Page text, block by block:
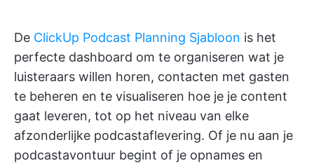
De ClickUp Podcast Planning Sjabloon is het
perfecte dashboard om te organiseren wat je
luisteraars willen horen, contacten met gasten
te beheren en te visualiseren hoe je je content
gaat leveren, tot op het niveau van elke
afzonderlijke podcastaflevering. Of je nu aan je
podcastavontuur begint of je opnames en